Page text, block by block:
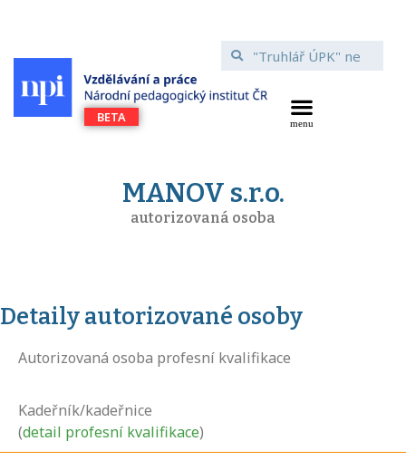
MANOV s.r.o.
autorizovaná osoba
Detaily autorizované osoby
Autorizovaná osoba profesní kvalifikace
Kadeřník/kadeřnice
(detail profesní kvalifikace)